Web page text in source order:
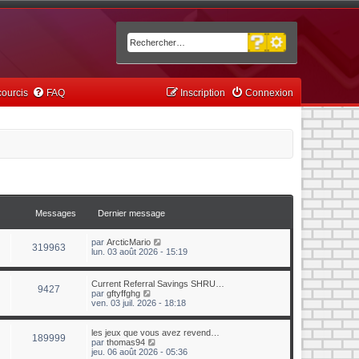
Rechercher
Recherche avancée
FAQ Connexion
Inscription
Messages Dernier message
319963 par ArcticMario
o
s
u
l
e
r
e
d
e
lun. 03 août 2026 - 15:19
9427
Current Referral Savings SHRU…
par gftyffghg
o
s
u
l
t
ven. 03 juil. 2026 - 18:18
189999
les jeux que vous avez revend…
par thomas94
o
jeu. 06 août 2026 - 05:36